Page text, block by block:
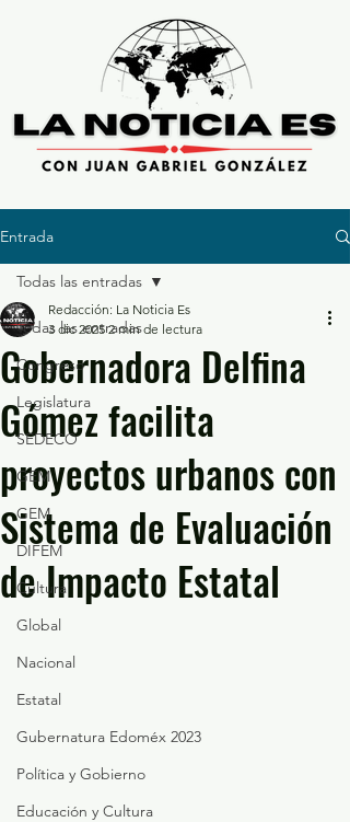
Entrada
Todas las entradas
Congreso
Legislatura
SEDECO
GEM
GEM
DIFEM
Cultura
Global
Nacional
Estatal
Gubernatura Edoméx 2023
Política y Gobierno
Educación y Cultura
Todas las entradas
Gobernadora Delfina
Gómez facilita
proyectos urbanos con
Sistema de Evaluación
de Impacto Estatal
Redacción: La Noticia Es
3 dic 2025 2 min de lectura